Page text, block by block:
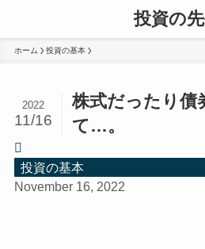
投資の
ホーム 投資の基本
株式だったり債
て…。
2022
11/16
投資の基本
November 16, 2022